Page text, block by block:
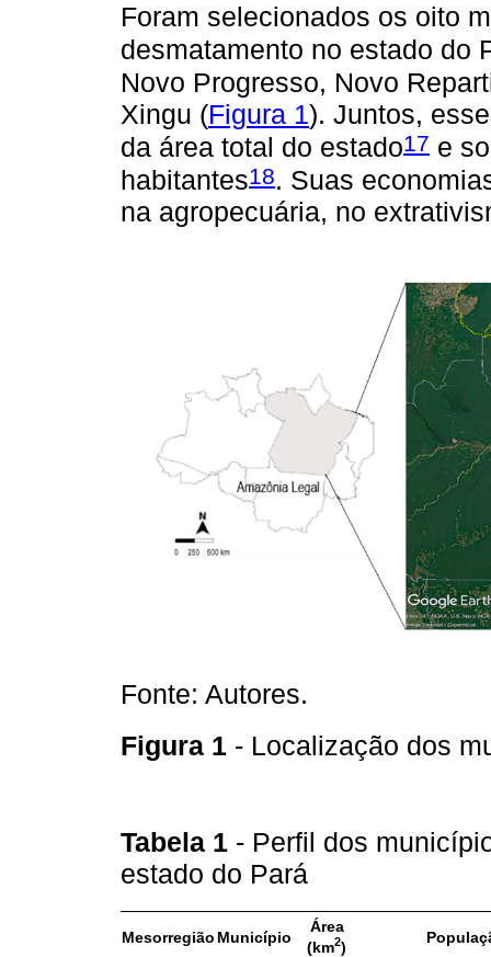
Foram selecionados os oito
desmatamento no estado do
Novo Progresso, Novo
Xingu (Figura 1). Juntos,
da área total do estado17 e
habitantes18. Suas
na agropecuária, no
Fonte: Autores.
Figura 1 - Localização dos
Tabela 1 - Perfil dos
estado do Pará
Mesorregião Município
Área
(km2)